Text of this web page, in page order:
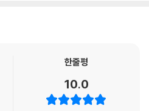
한줄평
10.0